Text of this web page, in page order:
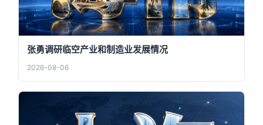
张勇调研临空产业和制造业发展情况
2026-08-06